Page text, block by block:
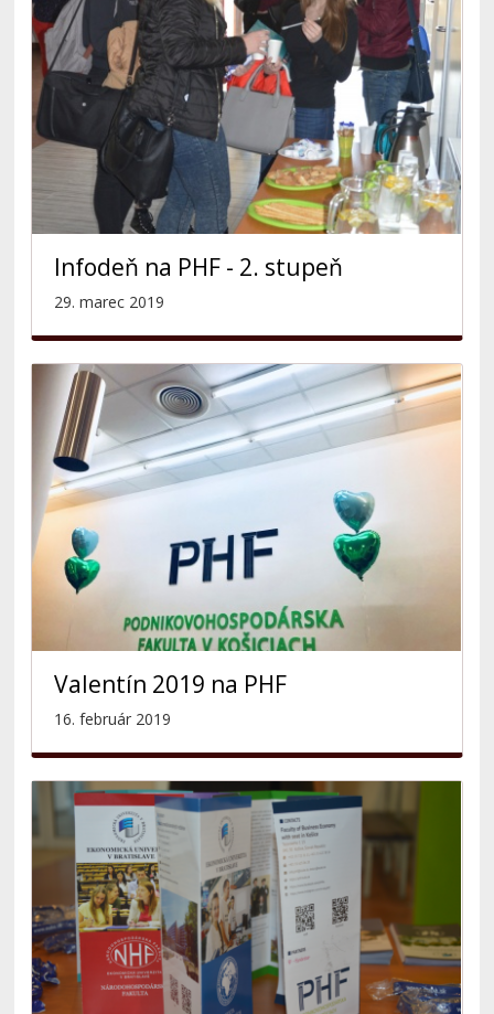
Infodeň na PHF - 2. stupeň
29. marec 2019
Valentín 2019 na PHF
16. február 2019